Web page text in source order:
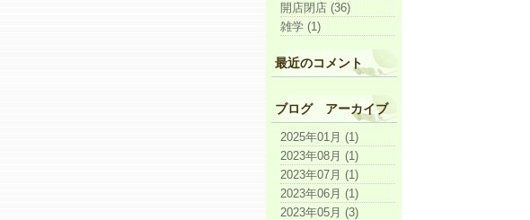
開店閉店 (36)
雑学 (1)
最近のコメント
ブログ アーカイブ
2025年01月 (1)
2023年08月 (1)
2023年07月 (1)
2023年06月 (1)
2023年05月 (3)